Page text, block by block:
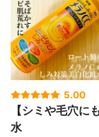
5.00
【シミや毛穴
水